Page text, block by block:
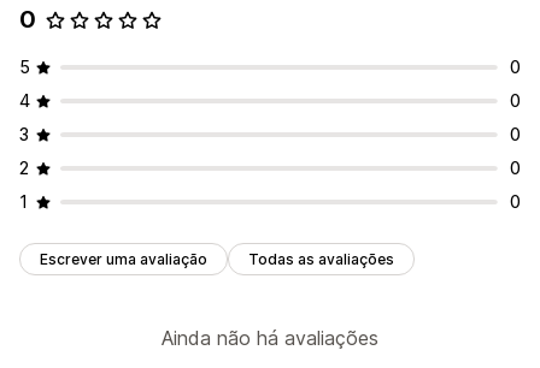
0
5
0
4
0
3
0
2
0
1
0
Escrever uma avaliação Todas as avaliações
Ainda não há avaliações